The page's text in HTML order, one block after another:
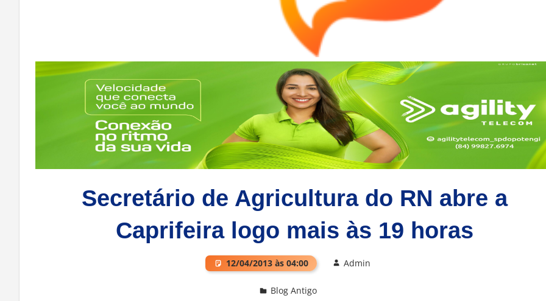
Secretário de Agricultura do RN abre a
Caprifeira logo mais às 19 horas
12/04/2013 às 04:00 Admin
Blog Antigo